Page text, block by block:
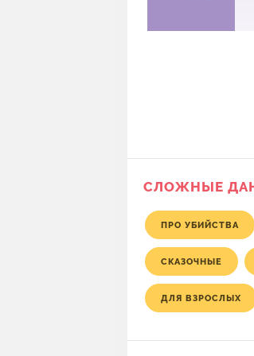
СЛОЖНЫЕ
ПРО УБИЙСТВА
СКАЗОЧНЫЕ
ДЛЯ ВЗРОСЛЫХ